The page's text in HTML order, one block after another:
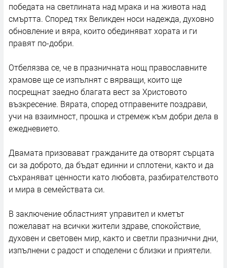
победата на светлината над мрака и на живота над
смъртта. Според тях Великден носи надежда, духовно
обновление и вяра, които обединяват хората и ги
правят по-добри.
Отбелязва се, че в празничната нощ православните
храмове ще се изпълнят с вярващи, които ще
посрещнат заедно благата вест за Христовото
възкресение. Вярата, според отправените поздрави,
учи на взаимност, прошка и стремеж към добри дела в
ежедневието.
Двамата призовават гражданите да отворят сърцата
си за доброто, да бъдат единни и сплотени, както и да
съхраняват ценности като любовта, разбирателството
и мира в семействата си.
В заключение областният управител и кметът
пожелават на всички жители здраве, спокойствие,
духовен и световен мир, както и светли празнични дни,
изпълнени с радост и споделени с близки и приятели.